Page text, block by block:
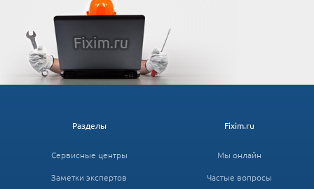
Fixim.ru
Мы онлайн
Частые вопросы
Разделы
Сервисные центры
Заметки экспертов